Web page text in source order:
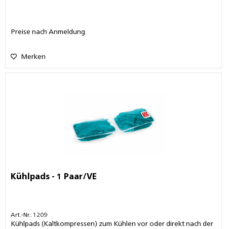
Preise nach Anmeldung.
Merken
Kühlpads - 1 Paar/VE
Art.-Nr.: 1209
Kühlpads (Kaltkompressen) zum Kühlen vor oder direkt nach der